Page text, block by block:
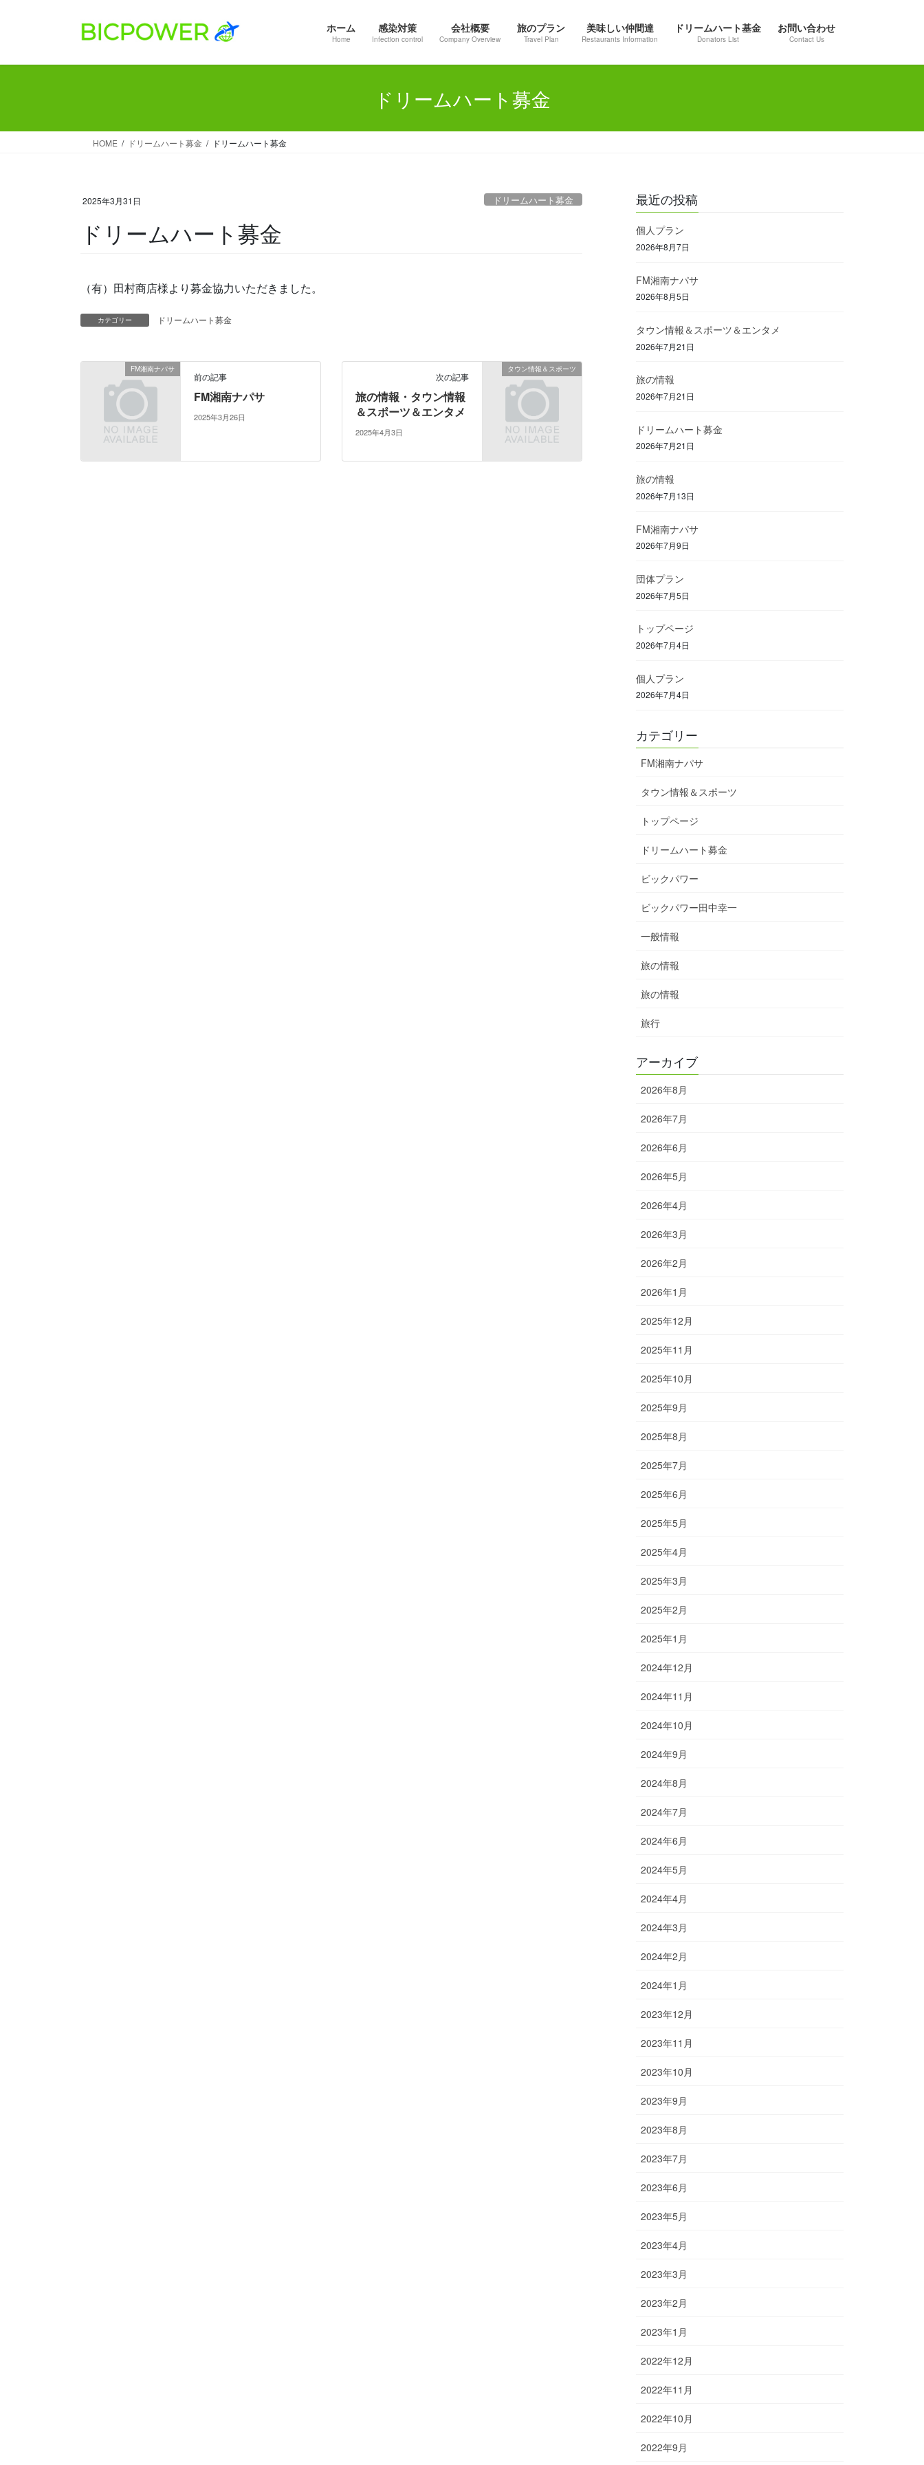
ホーム
Home
感染対策
Infection control
会社概要
Company Overview
旅のプラン
Travel Plan
美味しい仲間達
Restaurants Information
ドリームハート基金
Donators List
お問い合わせ
Contact Us
ドリームハート募金
HOME ドリームハート募金 ドリームハート募金
2025年3月31日 ドリームハート募金
ドリームハート募金
（有）田村商店様より募金協力いただきました。
カテゴリー ドリームハート募金
FM湘南ナパサ
前の記事
FM湘南ナパサ
2025年3月26日
タウン情報＆スポーツ
次の記事
旅の情報・タウン情報
＆スポーツ＆エンタメ
2025年4月3日
最近の投稿
個人プラン
2026年8月7日
FM湘南ナパサ
2026年8月5日
タウン情報＆スポーツ＆エンタメ
2026年7月21日
旅の情報
2026年7月21日
ドリームハート募金
2026年7月21日
旅の情報
2026年7月13日
FM湘南ナパサ
2026年7月9日
団体プラン
2026年7月5日
トップページ
2026年7月4日
個人プラン
2026年7月4日
カテゴリー
FM湘南ナパサ
タウン情報＆スポーツ
トップページ
ドリームハート募金
ビックパワー
ビックパワー田中幸一
一般情報
旅の情報
旅の情報
旅行
アーカイブ
2026年8月
2026年7月
2026年6月
2026年5月
2026年4月
2026年3月
2026年2月
2026年1月
2025年12月
2025年11月
2025年10月
2025年9月
2025年8月
2025年7月
2025年6月
2025年5月
2025年4月
2025年3月
2025年2月
2025年1月
2024年12月
2024年11月
2024年10月
2024年9月
2024年8月
2024年7月
2024年6月
2024年5月
2024年4月
2024年3月
2024年2月
2024年1月
2023年12月
2023年11月
2023年10月
2023年9月
2023年8月
2023年7月
2023年6月
2023年5月
2023年4月
2023年3月
2023年2月
2023年1月
2022年12月
2022年11月
2022年10月
2022年9月